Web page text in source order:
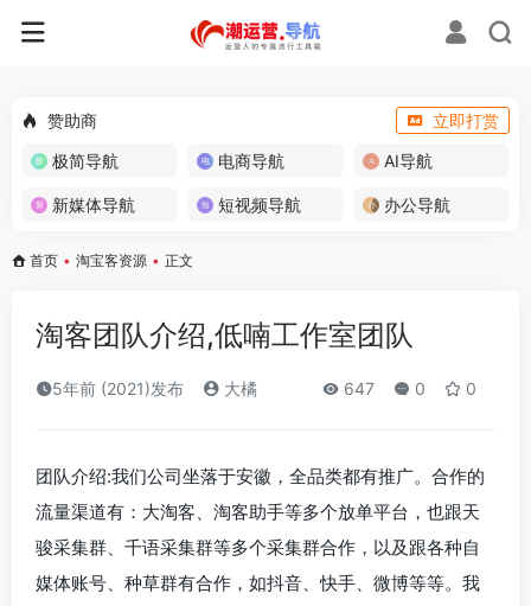
赞助商
立即打赏
极简导航
电商导航 AI导航
新媒体导航 短视频导航 办公导航
首页 • 淘宝客资源 • 正文
淘客团队介绍,低喃工作室团队
5年前 (2021)发布 大橘 647 0 0
团队介绍:我们公司坐落于安徽，全品类都有推广。合作的
流量渠道有：大淘客、淘客助手等多个放单平台，也跟天
骏采集群、千语采集群等多个采集群合作，以及跟各种自
媒体账号、种草群有合作，如抖音、快手、微博等等。我